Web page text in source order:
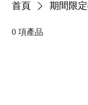
首頁 期間限
0 項產品